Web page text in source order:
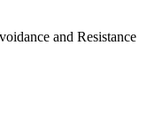
and Resistance